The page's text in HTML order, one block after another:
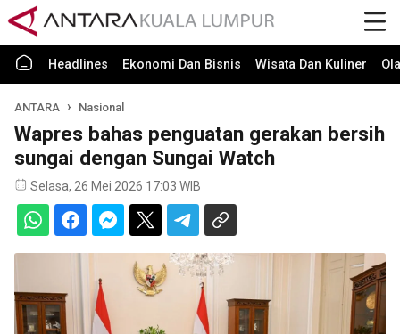
Headlines Ekonomi Dan Bisnis Wisata Dan Kuliner
ANTARA Nasional
Wapres bahas penguatan gerakan bersih
sungai dengan Sungai Watch
Selasa, 26 Mei 2026 17:03 WIB